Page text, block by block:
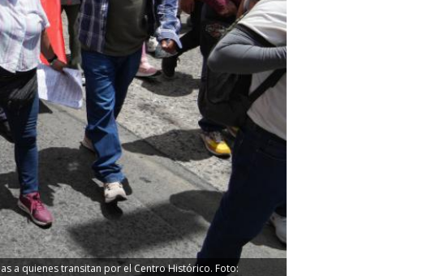
a quienes transitan por el Centro Histórico. Foto: